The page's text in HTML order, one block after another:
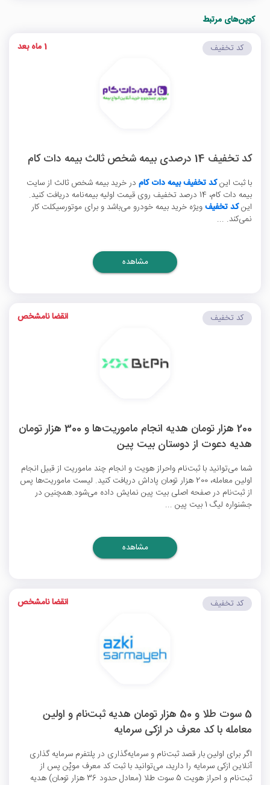
کوپن‌های مرتبط
کد تخفیف 14 درصدی بیمه شخص ثالث بیمه دات کام
با ثبت اینکد تخفیف بیمه دات کام در خرید بیمه شخص ثالث از سایت
بیمه دات کام، 14 درصد تخفیف روی قیمت اولیه بیمه‌نامه دریافت کنید.
اینکد تخفیفویژه خرید بیمه خودرو می‌باشد و برای موتورسیکلت کار
نمی‌کند. ...
کد تخفیف 1 ماه بعد
مشاهده
200 هزار تومان هدیه انجام ماموریت‌ها و 300 هزار تومان
هدیه دعوت از دوستان بیت پین
شما می‌توانید با ثبت‌نام واحراز هویت و انجام چند ماموریت از قبیل انجام
اولین معامله، 200 هزار تومان پاداش دریافت کنید. لیست ماموریت‌ها پس
از ثبت‌نام در صفحه اصلی بیت پین نمایش داده می‌شود.همچنین در
جشنواره لیگ 1 بیت پین ...
کد تخفیف انقضا نامشخص
مشاهده
5 سوت طلا و 50 هزار تومان هدیه ثبت‌نام و اولین
معامله با کد معرف در ازکی سرمایه
اگر برای اولین بار قصد ثبت‌نام و سرمایه‌گذاری در پلتفرم سرمایه گذاری
آنلاین ازکی سرمایه را دارید، می‌توانید با ثبت کد معرف موپُن پس از
ثبت‌نام و احراز هویت 5 سوت طلا (معادل حدود 36 هزار تومان) هدیه
کد تخفیف انقضا نامشخص